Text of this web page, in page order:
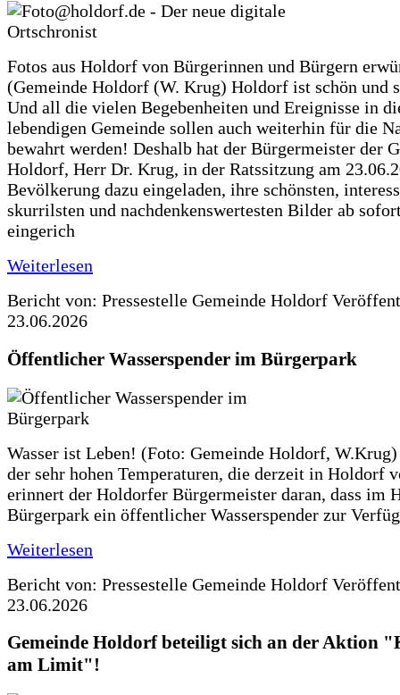
Fotos aus Holdorf von Bürgerinnen und Bürgern
(Gemeinde Holdorf (W. Krug) Holdorf ist schön und
Und all die vielen Begebenheiten und Ereignisse in
lebendigen Gemeinde sollen auch weiterhin für die
bewahrt werden! Deshalb hat der Bürgermeister der
Holdorf, Herr Dr. Krug, in der Ratssitzung am
Bevölkerung dazu eingeladen, ihre schönsten,
skurrilsten und nachdenkenswertesten Bilder ab
eingerich
Weiterlesen
Bericht von: Pressestelle Gemeinde Holdorf
23.06.2026
Öffentlicher Wasserspender im Bürgerpark
Wasser ist Leben! (Foto: Gemeinde Holdorf,
der sehr hohen Temperaturen, die derzeit in Holdorf
erinnert der Holdorfer Bürgermeister daran, dass im
Bürgerpark ein öffentlicher Wasserspender zur
Weiterlesen
Bericht von: Pressestelle Gemeinde Holdorf
23.06.2026
Gemeinde Holdorf beteiligt sich an der Aktion
am Limit"!